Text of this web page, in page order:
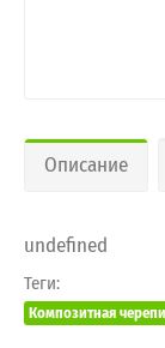
Описание
undefined
Теги:
Композитная